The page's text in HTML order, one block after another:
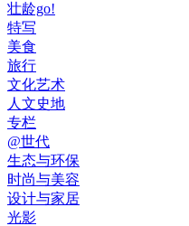
壮龄go!
特写
美食
旅行
文化艺术
人文史地
专栏
@世代
生态与环保
时尚与美容
设计与家居
光影